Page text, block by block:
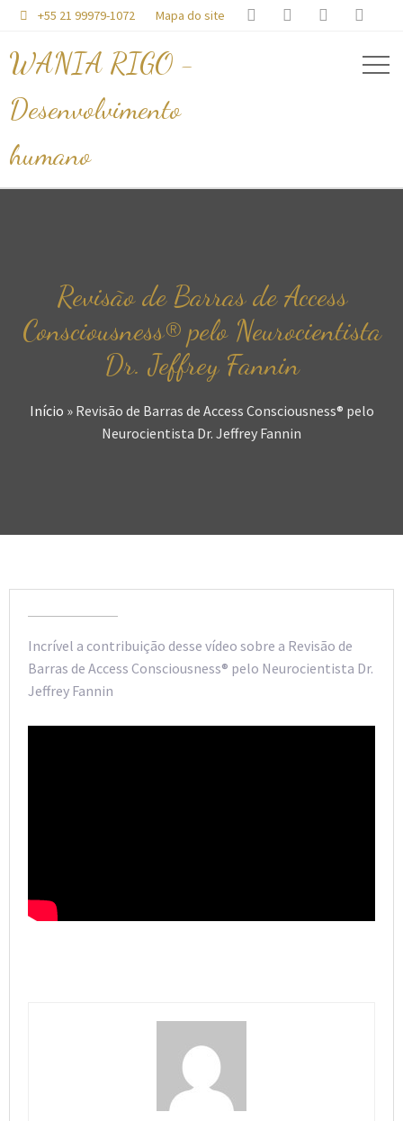
 +55 21 99979-1072 Mapa do site    
WANIA RIGO -
Desenvolvimento
humano
Revisão de Barras de Access
Consciousness® pelo Neurocientista
Dr. Jeffrey Fannin
Início » Revisão de Barras de Access Consciousness® pelo
Neurocientista Dr. Jeffrey Fannin
Incrível a contribuição desse vídeo sobre a Revisão de
Barras de Access Consciousness® pelo Neurocientista Dr.
Jeffrey Fannin